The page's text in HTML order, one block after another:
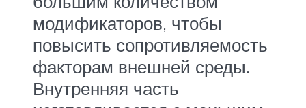
модификаторов, чтобы
повысить сопротивляемость
факторам внешней среды.
Внутренняя часть